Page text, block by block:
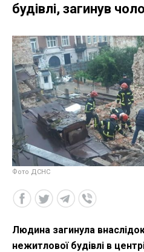
будівлі, загинув
Фото ДСНС
Людина загинула
нежитлової будівлі в